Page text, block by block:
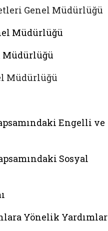
Genel Müdürlüğü
Müdürlüğü
Müdürlüğü
Müdürlüğü
Engelli ve
Sosyal
Yönelik Yardımlar